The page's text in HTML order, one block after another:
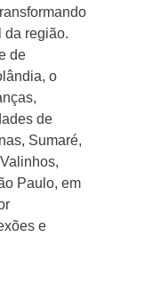
da região.
de
o
de
Sumaré,
Paulo, em
e